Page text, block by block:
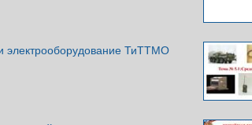
электрооборудование ТиТТМО